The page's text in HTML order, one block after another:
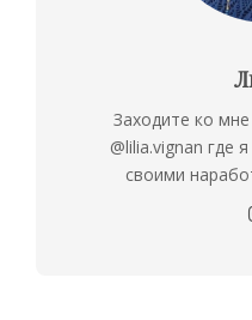
Заходите ко
@lilia.vignan где
своими